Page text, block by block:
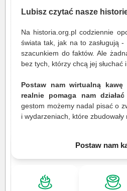
Lubisz czytać nasze
Na historia.org.pl codziennie
świata tak, jak na to zasługują
szacunkiem do faktów. Ale
bez tych, którzy chcą jej słuchać
Postaw nam wirtualną
realnie pomaga nam
gestom możemy nadal pisać o
i wydarzeniach, które
Postaw nam